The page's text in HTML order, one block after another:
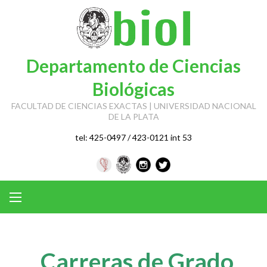
Departamento de Ciencias
Biológicas
FACULTAD DE CIENCIAS EXACTAS | UNIVERSIDAD NACIONAL
DE LA PLATA
tel: 425-0497 / 423-0121 int 53
Carreras de Grado